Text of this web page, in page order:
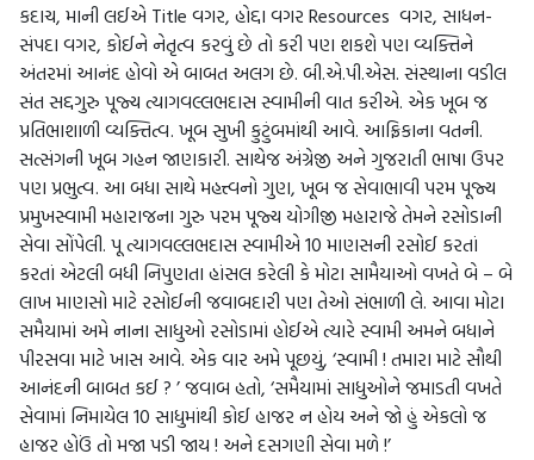
કદાચ, માની લઈએ Title વગર, હોદ્દા વગર Resources વગર, સાધન-
સંપદા વગર, કોઈને નેતૃત્વ કરવું છે તો કરી પણ શકશે પણ વ્યક્તિને
અંતરમાં આનંદ હોવો એ બાબત અલગ છે. બી.એ.પી.એસ. સંસ્થાના વડીલ
સંત સદ્દગુરુ પૂજ્ય ત્યાગવલ્લભદાસ સ્વામીની વાત કરીએ. એક ખૂબ જ
પ્રતિભાશાળી વ્યક્તિત્વ. ખૂબ સુખી કુટુંબમાંથી આવે. આફ્રિકાના વતની.
સત્સંગની ખૂબ ગહન જાણકારી. સાથેજ અંગ્રેજી અને ગુજરાતી ભાષા ઉપર
પણ પ્રભુત્વ. આ બધા સાથે મહત્ત્વનો ગુણ, ખૂબ જ સેવાભાવી પરમ પૂજ્ય
પ્રમુખસ્વામી મહારાજના ગુરુ પરમ પૂજ્ય યોગીજી મહારાજે તેમને રસોડાની
સેવા સોંપેલી. પૂ ત્યાગવલ્લભદાસ સ્વામીએ 10 માણસની રસોઈ કરતાં
કરતાં એટલી બધી નિપુણતા હાંસલ કરેલી કે મોટા સામૈયાઓ વખતે બે – બે
લાખ માણસો માટે રસોઈની જવાબદારી પણ તેઓ સંભાળી લે. આવા મોટા
સમૈયામાં અમે નાના સાધુઓ રસોડામાં હોઈએ ત્યારે સ્વામી અમને બધાને
પીરસવા માટે ખાસ આવે. એક વાર અમે પૂછયું, ‘સ્વામી ! તમારા માટે સૌથી
આનંદની બાબત કઈ ? ’ જવાબ હતો, ‘સમૈયામાં સાધુઓને જમાડતી વખતે
સેવામાં નિમાયેલ 10 સાધુમાંથી કોઈ હાજર ન હોય અને જો હું એકલો જ
હાજર હોઉં તો મજા પડી જાય ! અને દસગણી સેવા મળે !’